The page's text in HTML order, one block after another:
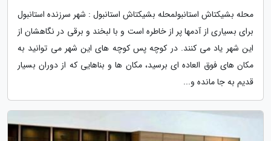
محله بشیکتاش استانبولمحله بشیکتاش استانبول : شهر سرزنده استانبول
برای بسیاری از آدمها پر از خاطره است و با لبخند و برقی در نگاهشان از
این شهر یاد می کنند. در کوچه پس کوچه های این شهر می توانید به
مکان های فوق العاده ای برسید، مکان ها و بناهایی که از دوران بسیار
قدیم به جا مانده و...